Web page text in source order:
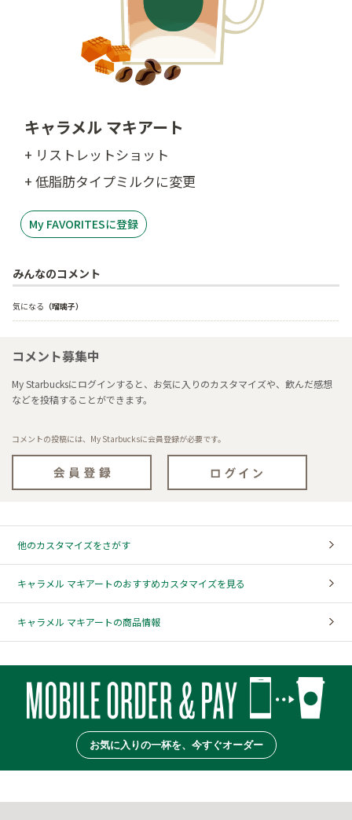
キャラメル マキアート
+ リストレットショット
+ 低脂肪タイプミルクに変更
My FAVORITESに登録
みんなのコメント
気になる （瑠璃子）
コメント募集中
My Starbucksにログインすると、お気に入りのカスタマイズや、飲んだ感想
などを投稿することができます。
コメントの投稿には、My Starbucksに会員登録が必要です。
他のカスタマイズをさがす
キャラメル マキアートのおすすめカスタマイズを見る
キャラメル マキアートの商品情報
お気に入りの一杯を、今すぐオーダー